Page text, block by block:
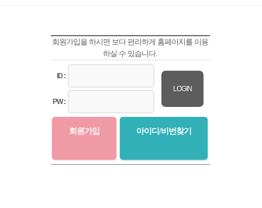
회원가입을 하시면 보다 편리하게 홈페이지를 이용
하실 수 있습니다.
ID :
LOGIN
PW :
회원가입 아이디/비번찾기